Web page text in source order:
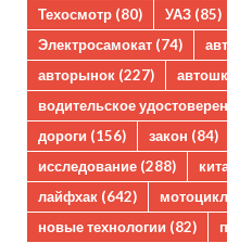
Техосмотр (80) УАЗ (85)
Электросамокат (74)
авторынок (227)
водительское
дороги (156) закон (84)
исследование (288)
лайфхак (642)
новые технологии (82)